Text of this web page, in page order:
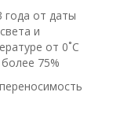
года от даты
и
от 0˚С
75%